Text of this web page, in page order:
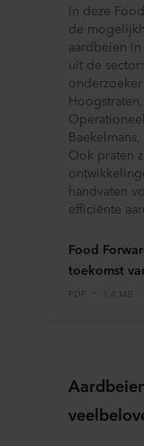
In deze
de
aardbeien
uit de
Ook praten
handvaten
efficiënte
Food
toekomst
PDF 1.4 MB